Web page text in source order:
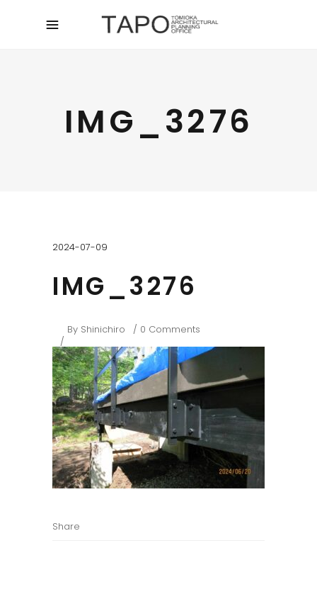
IMG_3276
2024-07-09
IMG_3276
By Shinichiro 0 Comments
Share